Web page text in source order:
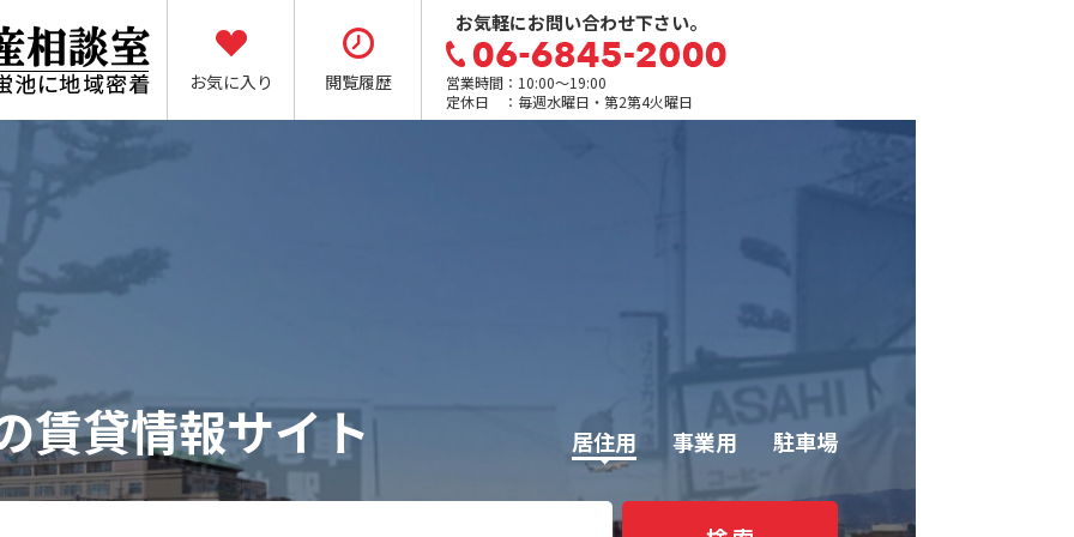
お気に入り 閲覧履歴
お気軽にお問い合わせ下さい。
営業時間：10:00～19:00
定休日 ：毎週水曜日・第2第4火曜日
賃貸情報サイト 居住用 事業用 駐車場